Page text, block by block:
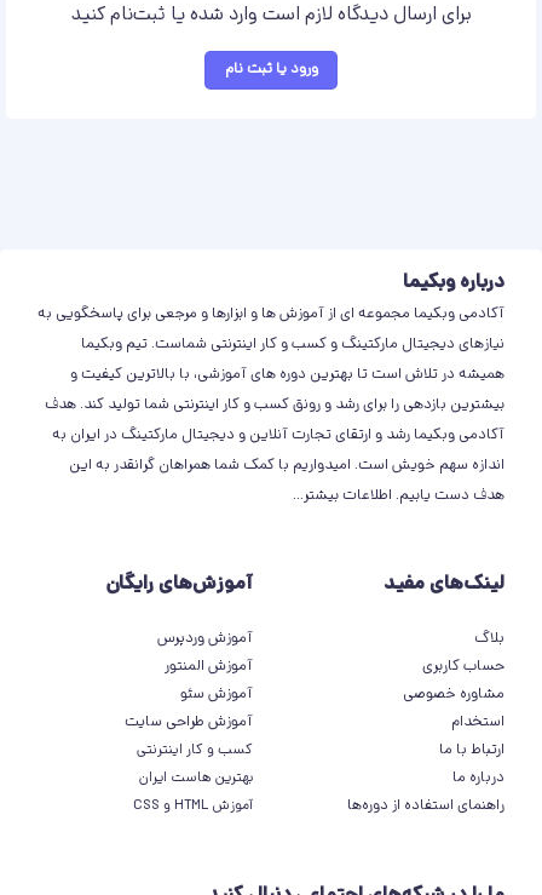
برای ارسال دیدگاه لازم است وارد شده یا ثبت‌نام کنید
ورود یا ثبت نام
درباره وبکیما
آکادمی وبکیما مجموعه ای از آموزش ها و ابزارها و مرجعی برای پاسخگویی به
نیازهای دیجیتال مارکتینگ و کسب و کار اینترنتی شماست. تیم وبکیما
همیشه در تلاش است تا بهترین دوره های آموزشی، با بالاترین کیفیت و
بیشترین بازدهی را برای رشد و رونق کسب و کار اینترنتی شما تولید کند. هدف
آکادمی وبکیما رشد و ارتقای تجارت آنلاین و دیجیتال مارکتینگ در ایران به
اندازه سهم خویش است. امیدواریم با کمک شما همراهان گرانقدر به این
هدف دست یابیم. اطلاعات بیشتر...
لینک‌های مفید
بلاگ
حساب کاربری
مشاوره خصوصی
استخدام
ارتباط با ما
درباره ما
راهنمای استفاده از دوره‌ها
آموزش‌های رایگان
آموزش وردپرس
آموزش المنتور
آموزش سئو
آموزش طراحی سایت
کسب و کار اینترنتی
بهترین هاست ایران
آموزش HTML و CSS